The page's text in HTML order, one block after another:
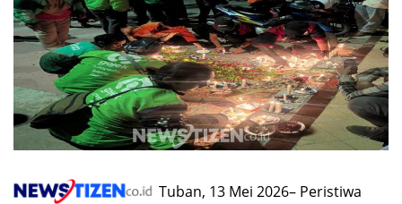
Tuban, 13 Mei 2026– Peristiwa